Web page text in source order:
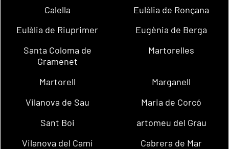
Calella
Eulàlia de Ronçana
Eulàlia de Riuprimer
Eugènia de Berga
Santa Coloma de
Gramenet
Martorelles
Martorell
Marganell
Vilanova de Sau
Maria de Corcó
Sant Boi
artomeu del Grau
Vilanova del Camí
Cabrera de Mar